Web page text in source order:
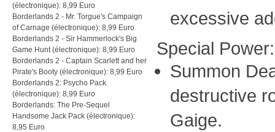
(électronique): 8,99 Euro
Borderlands 2 - Mr. Torgue's Campaign
of Carnage (électronique): 8,99 Euro
Borderlands 2 - Sir Hammerlock's Big
Game Hunt (électronique): 8,99 Euro
Borderlands 2 - Captain Scarlett and her
Pirate's Booty (électronique): 8,99 Euro
Borderlands 2: Psycho Pack
(électronique): 8,99 Euro
Borderlands: The Pre-Sequel
Handsome Jack Pack (électronique):
8,95 Euro
excessive
Special Power:
Summon
destructive
Gaige.